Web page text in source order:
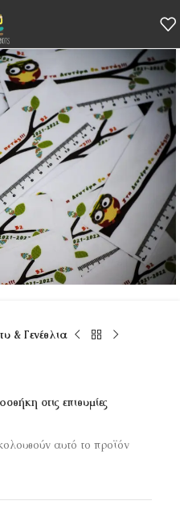
& Γενέθλια
στις επιθυμίες
αυτό το προϊόν